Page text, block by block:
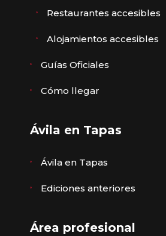
Restaurantes accesibles
Alojamientos accesibles
Guías Oficiales
Cómo llegar
Ávila en Tapas
Ávila en Tapas
Ediciones anteriores
Área profesional